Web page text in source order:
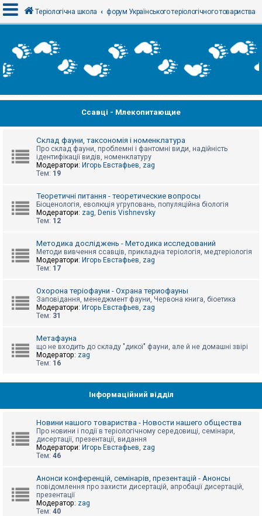
х
і
т
р
а
б
е
д
п
о
е
й
А
и
т
П
Теріологічна школа форум Українського теріологічного товариства
Ссавці - Млекопитающие
Склад фауни, таксономія і номенклатура
Про склад фауни, проблемні і фантомні види, надійність
ідентифікації видів, номенклатуру
Модератори: Игорь Евстафьев, zag
Тем: 19
Теоретичні питання - теоретические вопросы
Біоценологія, еволюція угруповань, популяційна біологія
Модератори: zag, Denis Vishnevsky
Тем: 12
Методика досліджень - Методика исследований
Методи вивчення ссавців, прикладна теріологія, медтеріологія
Модератори: Игорь Евстафьев, zag
Тем: 17
Охорона теріофауни - Охрана териофауны
Заповідання, менеджмент фауни, Червона книга, біоетика
Модератори: Игорь Евстафьев, zag
Тем: 31
Метафауна
що не входить до складу "дикої" фауни, але й не домашні звірі
Модератор: zag
Тем: 16
Інформаційний відділ
Новини нашого товариства - Новости нашего общества
Про новини і події в теріологічному середовищі, семінари,
дисертації, презентації, видання
Модератори: Игорь Евстафьев, zag
Тем: 46
Анонси конференцій, семінарів, презентацій - Анонсы
повідомлення про захисти дисертацій, апробації дисертацій,
презентації
Модератор: zag
Тем: 40